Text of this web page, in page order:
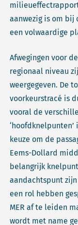
aanwezig is om
een volwaardige
Afwegingen voor
regionaal niveau
weergegeven. De
voorkeurstracé is
vooral de
keuze om de
Eems-Dollard
belangrijk
aandachtspunt
een rol hebben
MER af te leiden
wordt met name